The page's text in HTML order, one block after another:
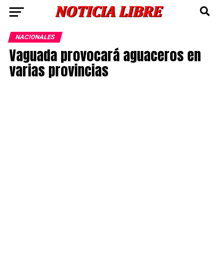
NACIONALES
Vaguada provocará aguaceros en
varias provincias